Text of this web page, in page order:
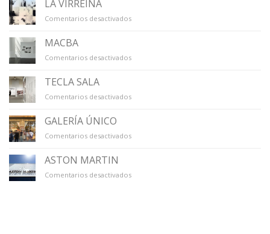
LA VIRREINA
Comentarios desactivadosen
MACBA
Comentarios desactivadosen
TECLA SALA
Comentarios desactivadosen
GALERÍA ÚNICO
Comentarios desactivadosen
ASTON MARTIN
Comentarios desactivadosen